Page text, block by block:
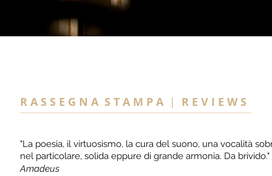
R A S S E G N A S T A M P A | R E V I E W S
"La poesia, il virtuosismo, la cura del suono, una vocalità
nel particolare, solida eppure di grande armonia. Da brivido."
Amadeus